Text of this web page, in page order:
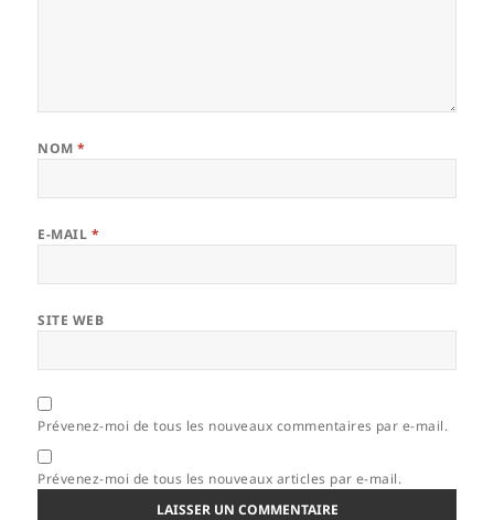
NOM*
E-MAIL *
SITE WEB
Prévenez-moi de tous les nouveaux commentaires par e-mail.
Prévenez-moi de tous les nouveaux articles par e-mail.